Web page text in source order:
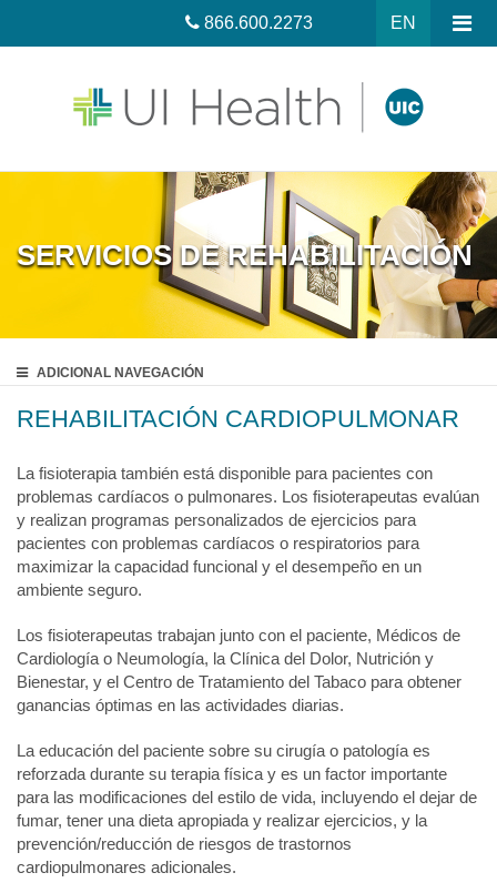
EN
866.600.2273
SERVICIOS DE REHABILITACIÓN
ADICIONAL NAVEGACIÓN
REHABILITACIÓN CARDIOPULMONAR
La fisioterapia también está disponible para pacientes con
problemas cardíacos o pulmonares. Los fisioterapeutas evalúan
y realizan programas personalizados de ejercicios para
pacientes con problemas cardíacos o respiratorios para
maximizar la capacidad funcional y el desempeño en un
ambiente seguro.
Los fisioterapeutas trabajan junto con el paciente, Médicos de
Cardiología o Neumología, la Clínica del Dolor, Nutrición y
Bienestar, y el Centro de Tratamiento del Tabaco para obtener
ganancias óptimas en las actividades diarias.
La educación del paciente sobre su cirugía o patología es
reforzada durante su terapia física y es un factor importante
para las modificaciones del estilo de vida, incluyendo el dejar de
fumar, tener una dieta apropiada y realizar ejercicios, y la
prevención/reducción de riesgos de trastornos
cardiopulmonares adicionales.